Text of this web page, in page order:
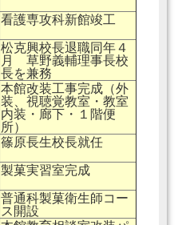
看護専攻科新館竣工
松克興校長退職同年４
月 草野義輔理事長校
長を兼務
本館改装工事完成（外
装、視聴覚教室・教室
内装・廊下・１階便
所）
篠原長生校長就任
製菓実習室完成
普通科製菓衛生師コー
ス開設